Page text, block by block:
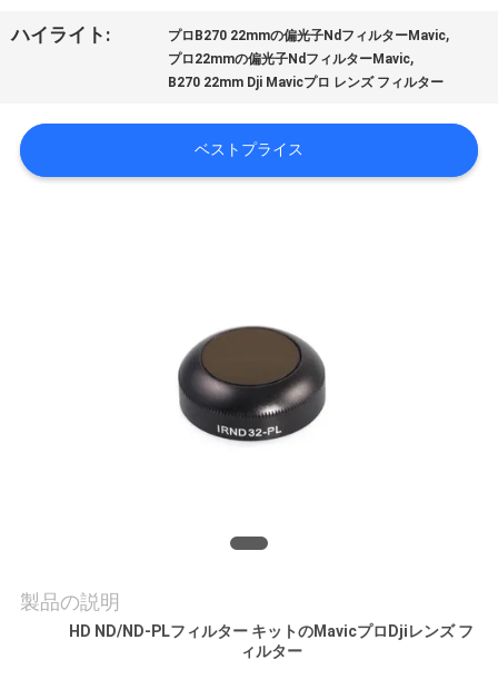
工
旅
行
連
ハイライト: プロB270 22mmの偏光子NdフィルターMavic,
プロ22mmの偏光子NdフィルターMavic,
B270 22mm Dji Mavicプロ レンズ フィルター
ベストプライス
製品の説明
HD ND/ND-PLフィルター キットのMavicプロDjiレンズ フ
ィルター